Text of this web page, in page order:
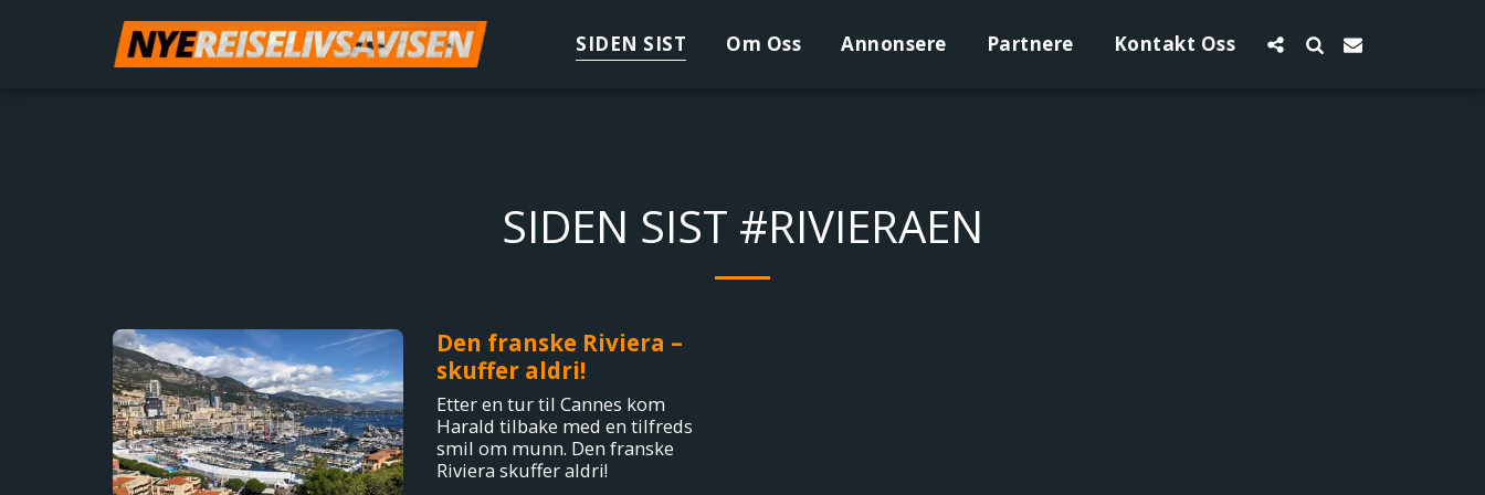
SIDEN SIST Om Oss Annonsere Partnere Kontakt Oss
SIDEN SIST #RIVIERAEN
Den franske Riviera –
skuffer aldri!
Etter en tur til Cannes kom
Harald tilbake med en tilfreds
smil om munn. Den franske
Riviera skuffer aldri!